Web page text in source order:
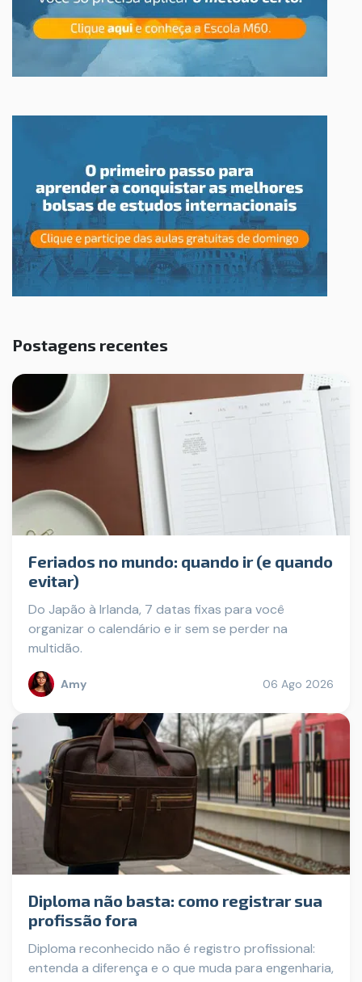
Postagens recentes
Feriados no mundo: quando ir (e quando
evitar)
Do Japão à Irlanda, 7 datas fixas para você
organizar o calendário e ir sem se perder na
multidão.
Amy 06 Ago 2026
Diploma não basta: como registrar sua
profissão fora
Diploma reconhecido não é registro profissional:
entenda a diferença e o que muda para engenharia,